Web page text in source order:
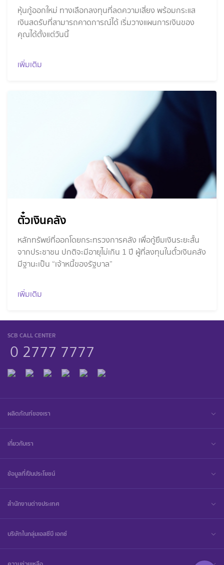
หุ้นกู้ออกใหม่ ทางเลือกลงทุนที่ลดความเสี่ยง พร้อมกระแส
เงินสดรับที่สามารถคาดการณ์ได้ เริ่มวางแผนการเงินของ
คุณได้ตั้งแต่วันนี้
เพิ่มเติม
ตั๋วเงินคลัง
หลักทรัพย์ที่ออกโดยกระทรวงการคลัง เพื่อกู้ยืมเงินระยะสั้น
จากประชาชน ปกติจะมีอายุไม่เกิน 1 ปี ผู้ที่ลงทุนในตั๋วเงินคลัง
มีฐานะเป็น “เจ้าหนี้ของรัฐบาล”
เพิ่มเติม
SCB CALL CENTER
0 2777 7777
ผลิตภัณฑ์ของเรา
เกี่ยวกับเรา
ข้อมูลที่เป็นประโยชน์
สำนักงานต่างประเทศ
บริษัทในกลุ่มเอสซีบี เอกซ์